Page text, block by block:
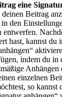
eine
Beitrag
den
entwerfen.
hast, kannst du
indem du in
Anhängen
einzelnen
so kannst